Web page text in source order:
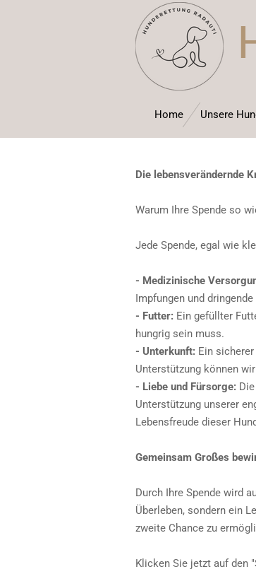
Home Unsere
Die lebensverändernde
Warum Ihre Spende so
Jede Spende, egal wie
- Medizinische
Impfungen und
- Futter: Ein gefüllter
hungrig sein muss.
- Unterkunft: Ein
Unterstützung können
- Liebe und Fürsorge:
Unterstützung unserer
Lebensfreude dieser
Gemeinsam Großes
Durch Ihre Spende wird
Überleben, sondern ein
zweite Chance zu
Klicken Sie jetzt auf den